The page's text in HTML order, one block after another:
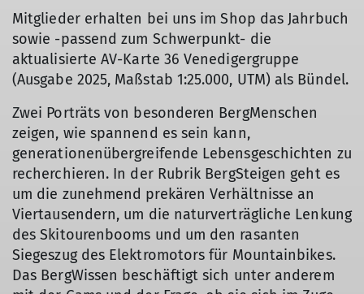
Mitglieder erhalten bei uns im Shop das Jahrbuch
sowie -passend zum Schwerpunkt- die
aktualisierte AV-Karte 36 Venedigergruppe
(Ausgabe 2025, Maßstab 1:25.000, UTM) als Bündel.
Zwei Porträts von besonderen BergMenschen
zeigen, wie spannend es sein kann,
generationenübergreifende Lebensgeschichten zu
recherchieren. In der Rubrik BergSteigen geht es
um die zunehmend prekären Verhältnisse an
Viertausendern, um die naturverträgliche Lenkung
des Skitourenbooms und um den rasanten
Siegeszug des Elektromotors für Mountainbikes.
Das BergWissen beschäftigt sich unter anderem